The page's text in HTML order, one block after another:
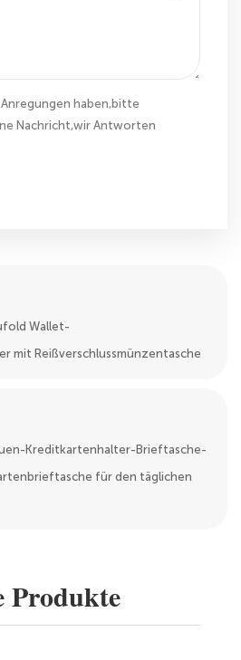
Anregungen haben,bitte
Nachricht,wir Antworten
Wallet-
mit Reißverschlussmünzentasche
Kreditkartenhalter-Brieftasche-
für den täglichen
Produkte